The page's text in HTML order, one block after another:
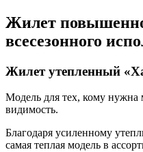
Жилет
всесезонного
Жилет утепленный
Модель для тех, кому нужна
видимость.
Благодаря усиленному
самая теплая модель в